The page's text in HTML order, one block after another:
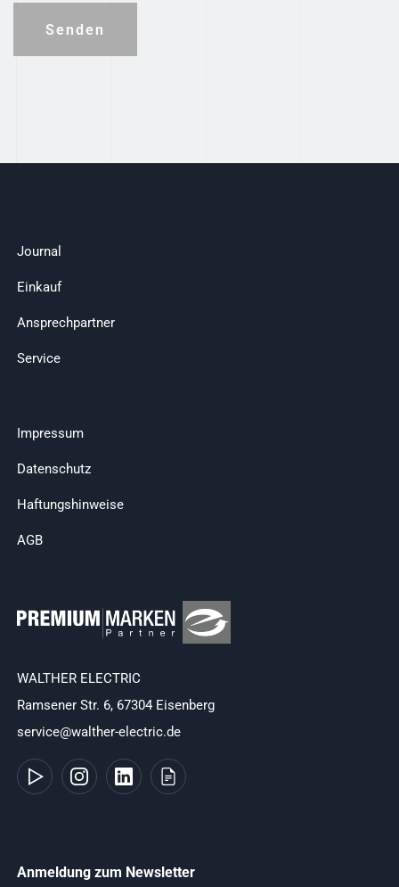
Senden
Journal
Einkauf
Ansprechpartner
Service
Impressum
Datenschutz
Haftungshinweise
AGB
WALTHER ELECTRIC
Ramsener Str. 6, 67304 Eisenberg
service@walther-electric.de
Anmeldung zum Newsletter